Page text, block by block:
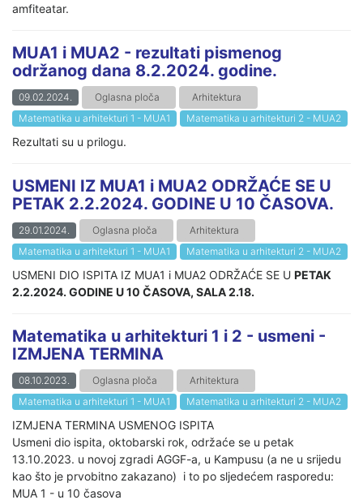
amfiteatar.
MUA1 i MUA2 - rezultati pismenog
održanog dana 8.2.2024. godine.
09.02.2024. Oglasna ploča
Arhitektura
Matematika u arhitekturi 1 - MUA1
Matematika u arhitekturi 2 - MUA2
Rezultati su u prilogu.
USMENI IZ MUA1 i MUA2 ODRŽAĆE SE U
PETAK 2.2.2024. GODINE U 10 ČASOVA.
29.01.2024. Oglasna ploča
Arhitektura
Matematika u arhitekturi 1 - MUA1
Matematika u arhitekturi 2 - MUA2
USMENI DIO ISPITA IZ MUA1 i MUA2 ODRŽAĆE SE U PETAK
2.2.2024. GODINE U 10 ČASOVA, SALA 2.18.
Matematika u arhitekturi 1 i 2 - usmeni -
IZMJENA TERMINA
08.10.2023. Oglasna ploča
Arhitektura
Matematika u arhitekturi 1 - MUA1
Matematika u arhitekturi 2 - MUA2
IZMJENA TERMINA USMENOG ISPITA
Usmeni dio ispita, oktobarski rok, održaće se u petak
13.10.2023. u novoj zgradi AGGF-a, u Kampusu (a ne u srijedu
kao što je prvobitno zakazano) i to po sljedećem rasporedu:
MUA 1 - u 10 časova